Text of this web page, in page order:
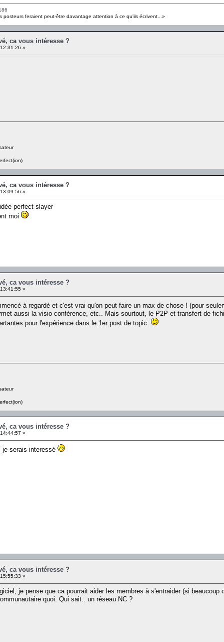
posteurs feraient peut-être davantage attention à ce qu'ils écrivent...»
ca vous intéresse ?
»
ca vous intéresse ?
»
perfect slayer
moi
ca vous intéresse ?
»
à regardé et c'est vrai qu'on peut faire un max de chose ! (pour
aussi la visio conférence, etc.. Mais sourtout, le P2P et transfert de
pour l'expérience dans le 1er post de topic.
ca vous intéresse ?
»
je serais interessé
ca vous intéresse ?
»
je pense que ca pourrait aider les membres à s'entraider (si
quoi. Qui sait.. un réseau NC ?